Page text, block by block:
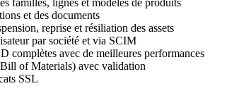
et des documents
reprise et résiliation des assets
par société et via SCIM
complètes avec de meilleures performances
of Materials) avec validation
SSL